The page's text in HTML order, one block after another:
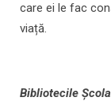
care ei le fac
viață.
Bibliotecile